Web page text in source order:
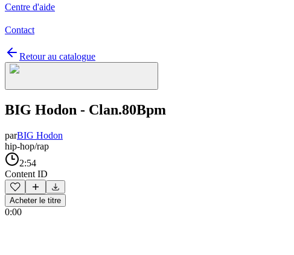
Centre d'aide
Contact
Retour au catalogue
BIG Hodon - Clan.80Bpm
parBIG Hodon
hip-hop/rap
2:54
Content ID
Acheter le titre
0:00